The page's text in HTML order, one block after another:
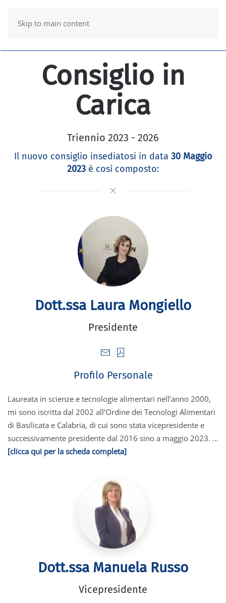
Skip to main content
Consiglio in
Carica
Triennio 2023 - 2026
Il nuovo consiglio insediatosi in data 30 Maggio
2023 è così composto:
Dott.ssa Laura Mongiello
Presidente
Profilo Personale
Laureata in scienze e tecnologie alimentari nell’anno 2000,
mi sono iscritta dal 2002 all’Ordine dei Tecnologi Alimentari
di Basilicata e Calabria, di cui sono stata vicepresidente e
successivamente presidente dal 2016 sino a maggio 2023. ...
[clicca qui per la scheda completa]
Dott.ssa Manuela Russo
Vicepresidente